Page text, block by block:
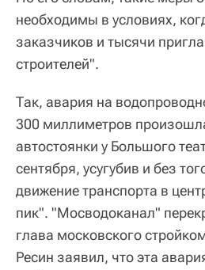
необходимы в условиях,
заказчиков и тысячи
строителей".
Так, авария на
300 миллиметров
автостоянки у Большого
сентября, усугубив и без
движение транспорта в
пик". "Мосводоканал"
глава московского
Ресин заявил, что эта